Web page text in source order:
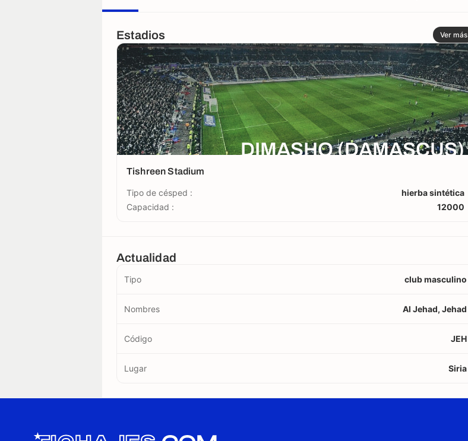
Estadios Ver más
DIMASHQ (DAMASCUS)
Tishreen Stadium
Tipo de césped :
hierba sintética
Capacidad :
12000
Actualidad
Tipo club masculino
Nombres Al Jehad, Jehad
Código JEH
Lugar Siria